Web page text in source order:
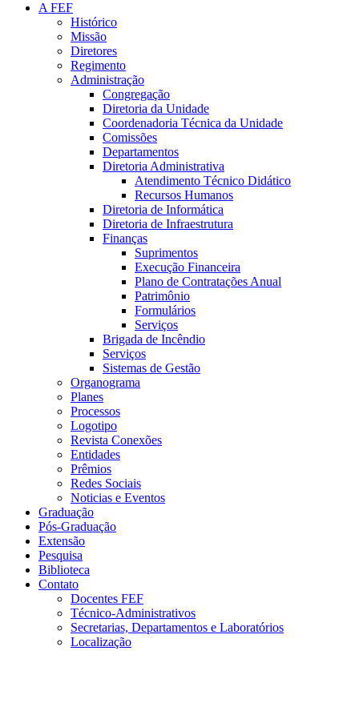
A FEF
Histórico
Missão
Diretores
Regimento
Administração
Congregação
Diretoria da Unidade
Coordenadoria Técnica da Unidade
Comissões
Departamentos
Diretoria Administrativa
Atendimento Técnico Didático
Recursos Humanos
Diretoria de Informática
Diretoria de Infraestrutura
Finanças
Suprimentos
Execução Financeira
Plano de Contratações Anual
Patrimônio
Formulários
Serviços
Brigada de Incêndio
Serviços
Sistemas de Gestão
Organograma
Planes
Processos
Logotipo
Revista Conexões
Entidades
Prêmios
Redes Sociais
Noticias e Eventos
Graduação
Pós-Graduação
Extensão
Pesquisa
Biblioteca
Contato
Docentes FEF
Técnico-Administrativos
Secretarias, Departamentos e Laboratórios
Localização